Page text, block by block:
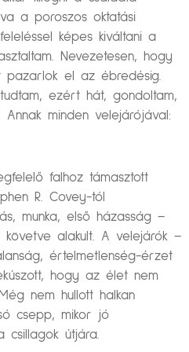
a poroszos oktatási
képes kiváltani a
Nevezetesen, hogy
pazarlok el az ébredésig.
ezért hát, gondoltam,
minden velejárójával:
falhoz támasztott
R. Covey-tól
munka, első házasság –
alakult. A velejárók –
értelmetlenség-érzet
hogy az élet nem
nem hullott halkan
csepp, mikor jó
csillagok útjára.